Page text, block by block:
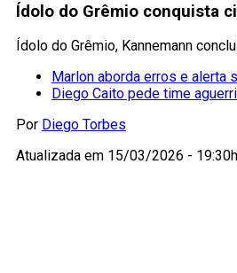
Ídolo do Grêmio conquista
Ídolo do Grêmio, Kannemann
Marlon aborda erros e alerta
Diego Caito pede time
Por Diego Torbes
Atualizada em 15/03/2026 -